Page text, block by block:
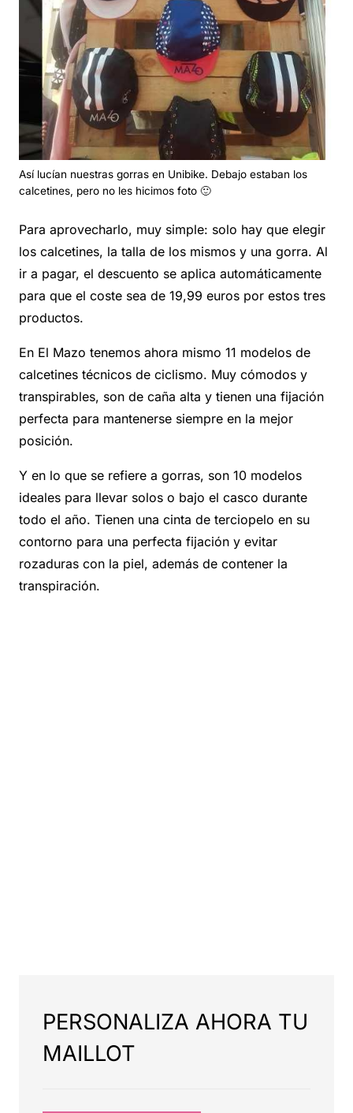
Así lucían nuestras gorras en Unibike. Debajo estaban los
calcetines, pero no les hicimos foto 🙂
Para aprovecharlo, muy simple: solo hay que elegir
los calcetines, la talla de los mismos y una gorra. Al
ir a pagar, el descuento se aplica automáticamente
para que el coste sea de 19,99 euros por estos tres
productos.
En El Mazo tenemos ahora mismo 11 modelos de
calcetines técnicos de ciclismo. Muy cómodos y
transpirables, son de caña alta y tienen una fijación
perfecta para mantenerse siempre en la mejor
posición.
Y en lo que se refiere a gorras, son 10 modelos
ideales para llevar solos o bajo el casco durante
todo el año. Tienen una cinta de terciopelo en su
contorno para una perfecta fijación y evitar
rozaduras con la piel, además de contener la
transpiración.
PERSONALIZA AHORA TU
MAILLOT